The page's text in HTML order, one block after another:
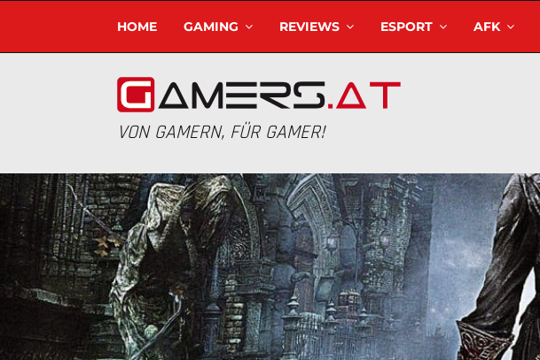
HOME GAMING REVIEWS ESPORT AFK
VON GAMERN, FÜR GAMER!